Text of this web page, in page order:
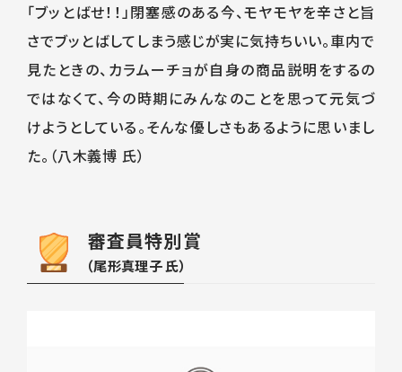
「ブッとばせ！！」閉塞感のある今、モヤモヤを辛さと旨
さでブッとばしてしまう感じが実に気持ちいい。車内で
見たときの、カラムーチョが自身の商品説明をするの
ではなくて、今の時期にみんなのことを思って元気づ
けようとしている。そんな優しさもあるように思いまし
た。（八木義博 氏）
審査員特別賞
（尾形真理子 氏）